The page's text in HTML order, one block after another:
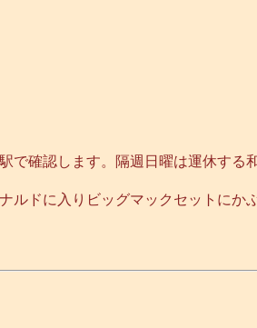
で確認します。隔週日曜は運休する
ルドに入りビッグマックセットにか